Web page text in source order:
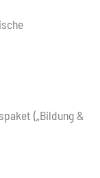
(„Bildung &